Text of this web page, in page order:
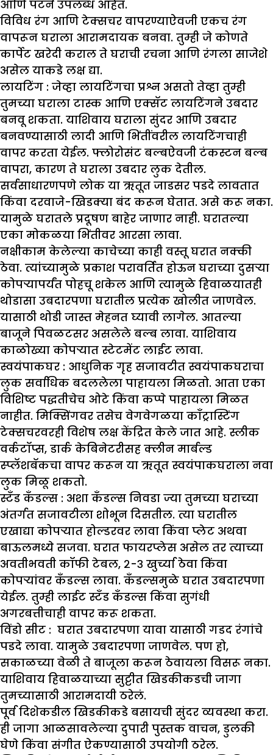
आणि पॅटर्न उपलब्ध आहेत.
विविध रंग आणि टेक्सचर वापरण्याऐवजी एकच रंग
वापरून घराला आरामदायक बनवा. तुम्ही जे कोणते
कार्पेट खरेदी कराल ते घराची रचना आणि रंगला साजेशे
असेल याकडे लक्ष द्या.
लायटिंग : जेव्हा लायटिंगचा प्रश्न असतो तेव्हा तुम्ही
तुमच्या घराला टास्क आणि एक्सॅट लायटिंगने उबदार
बनवू शकता. याशिवाय घराला सुंदर आणि उबदार
बनवण्यासाठी लादी आणि भिंतींवरील लायटिंगचाही
वापर करता येईल. फ्लोरोसंट बल्बऐवजी टंकस्टन बल्ब
वापरा, कारण ते घराला उबदार लुक देतील.
सर्वसाधारणपणे लोक या ऋतूत जाडसर पडदे लावतात
किंवा दरवाजे-खिडक्या बंद करून घेतात. असे करू नका.
यामुळे घरातले प्रदूषण बाहेर जाणार नाही. घरातल्या
एका मोकळया भिंतीवर आरसा लावा.
नक्षीकाम केलेल्या काचेच्या काही वस्तू घरात नक्की
ठेवा. त्यांच्यामुळे प्रकाश परावर्तित होऊन घराच्या दुसऱ्या
कोपऱ्यापर्यंत पोहचू शकेल आणि त्यामुळे हिवाळयातही
थोडासा उबदारपणा घरातील प्रत्येक खोलीत जाणवेल.
यासाठी थोडी जास्त मेहनत घ्यावी लागेल. आतल्या
बाजूने पिवळटसर असलेले बल्ब लावा. याशिवाय
काळोख्या कोपऱ्यात स्टेटमेंट लाईट लावा.
स्वयंपाकघर : आधुनिक गृह सजावटीत स्वयंपाकघराचा
लुक सर्वाधिक बदललेला पाहायला मिळतो. आता एका
विशिष्ट पद्धतीचेच ओटे किंवा कप्पे पाहायला मिळत
नाहीत. मिक्सिंगवर तसेच वेगवेगळया काँट्रास्टिंग
टेक्सचरवरही विशेष लक्ष केंद्रित केले जात आहे. स्लीक
वर्कटॉप्स, डार्क केबिनेटरीसह क्लीन मार्बल्ड
स्प्लॅशबॅकचा वापर करून या ऋतूत स्वयंपाकघराला नवा
लुक मिळू शकतो.
स्टँड कँडल्स : अशा कँडल्स निवडा ज्या तुमच्या घराच्या
अंतर्गत सजावटीला शोभून दिसतील. त्या घरातील
एखाद्या कोपऱ्यात होल्डरवर लावा किंवा प्लेट अथवा
बाऊलमध्ये सजवा. घरात फायरप्लेस असेल तर त्याच्या
अवतीभवती कॉफी टेबल, २-३ खुर्च्या ठेवा किंवा
कोपऱ्यांवर कँडल्स लावा. कँडल्समुळे घरात उबदारपणा
येईल. तुम्ही लाईट स्टँड कँडल्स किंवा सुगंधी
अगरबत्तीचाही वापर करू शकता.
विंडो सीट : घरात उबदारपणा यावा यासाठी गडद रंगांचे
पडदे लावा. यामुळे उबदारपणा जाणवेल. पण हो,
सकाळच्या वेळी ते बाजूला करून ठेवायला विसरू नका.
याशिवाय हिवाळयाच्या सुट्टीत खिडकीकडची जागा
तुमच्यासाठी आरामदायी ठरेलं.
पूर्व दिशेकडील खिडकीकडे बसायची सुंदर व्यवस्था करा.
ही जागा आळसावलेल्या दुपारी पुस्तक वाचन, डुलकी
घेणे किंवा संगीत ऐकण्यासाठी उपयोगी ठरेल.